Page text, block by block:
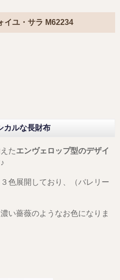
イユ・サラ M62234
カルな長財布
たエンヴェロップ型のデザイ
色展開しており、（バレリー
い薔薇のようなお色になりま